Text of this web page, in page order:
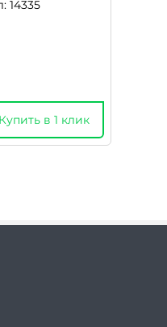
14335
Купить в 1 клик